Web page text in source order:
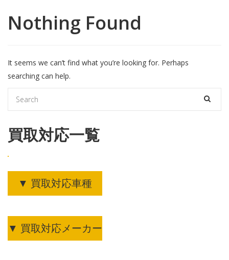
Nothing Found
It seems we can’t find what you’re looking for. Perhaps
searching can help.
買取対応一覧
▼ 買取対応車種
▼ 買取対応メーカー